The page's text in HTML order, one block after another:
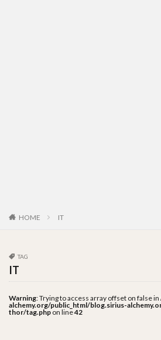
HOME IT
TAG
IT
Warning: Trying to access array offset on false in
alchemy.org/public_html/blog.sirius-
thor/tag.php on line42